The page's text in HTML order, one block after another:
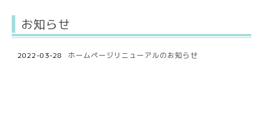
お知らせ
2022-03-28 ホームページリニューアルのお知らせ